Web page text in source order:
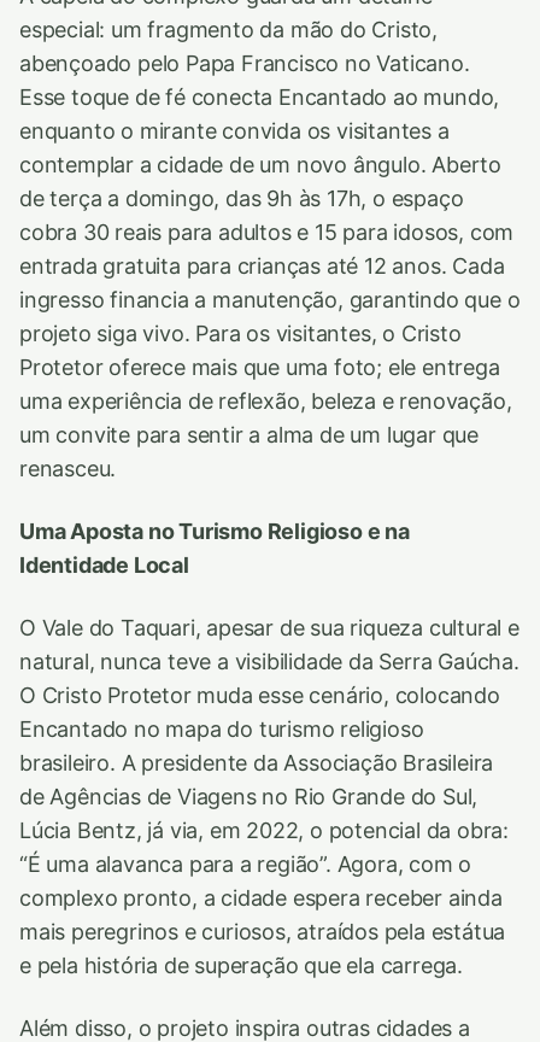
especial: um fragmento da mão do Cristo,
abençoado pelo Papa Francisco no Vaticano.
Esse toque de fé conecta Encantado ao mundo,
enquanto o mirante convida os visitantes a
contemplar a cidade de um novo ângulo. Aberto
de terça a domingo, das 9h às 17h, o espaço
cobra 30 reais para adultos e 15 para idosos, com
entrada gratuita para crianças até 12 anos. Cada
ingresso financia a manutenção, garantindo que o
projeto siga vivo. Para os visitantes, o Cristo
Protetor oferece mais que uma foto; ele entrega
uma experiência de reflexão, beleza e renovação,
um convite para sentir a alma de um lugar que
renasceu.
Uma Aposta no Turismo Religioso e na
Identidade Local
O Vale do Taquari, apesar de sua riqueza cultural e
natural, nunca teve a visibilidade da Serra Gaúcha.
O Cristo Protetor muda esse cenário, colocando
Encantado no mapa do turismo religioso
brasileiro. A presidente da Associação Brasileira
de Agências de Viagens no Rio Grande do Sul,
Lúcia Bentz, já via, em 2022, o potencial da obra:
“É uma alavanca para a região”. Agora, com o
complexo pronto, a cidade espera receber ainda
mais peregrinos e curiosos, atraídos pela estátua
e pela história de superação que ela carrega.
Além disso, o projeto inspira outras cidades a